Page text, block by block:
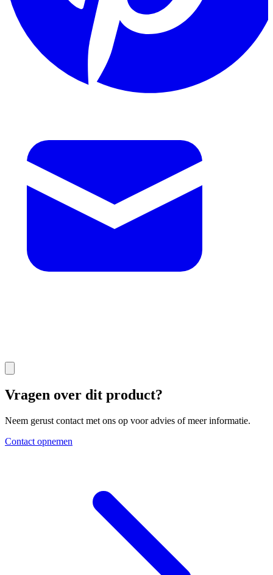
Vragen over dit product?
Neem gerust contact met ons op voor advies of meer informatie.
Contact opnemen